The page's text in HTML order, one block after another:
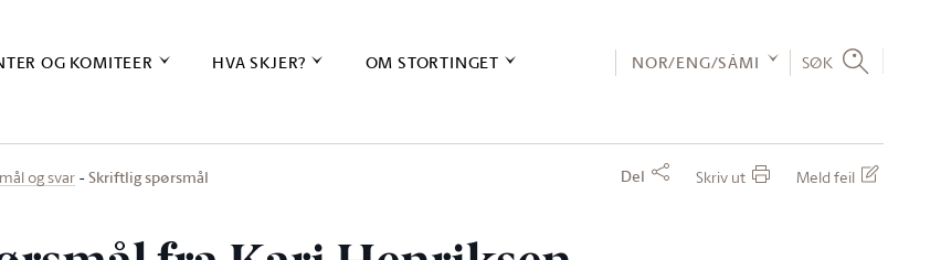
OG KOMITEER HVA SKJER? OM STORTINGET NOR/ENG/SÁMI SØK
og svar Skriftlig spørsmål Del Skriv ut Meld feil